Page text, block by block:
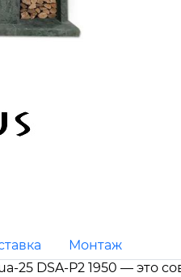
Монтаж
25 DSA-P2 1950 —